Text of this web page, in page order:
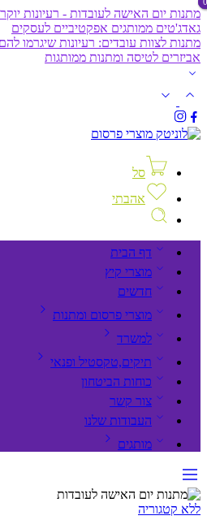
מתנות יום האישה לעובדות - רעיונות
גאדג'טים ממותגים אפקטיביים לעסקים
מתנות לצוות עובדים: רעיונות שיגרמו
אביזרים לטיסה ומתנות ממותגות
סל
אהבתי
דף הבית
מוצרי קיץ
חדשים
מוצרי פרסום ומתנות
למשרד
תיקים,טקסטיל ופנאי
כוחות הביטחון
צור קשר
העבודות שלנו
מותגים
ללא קטגוריה